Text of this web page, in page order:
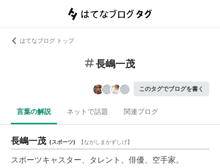
はてなブログ トップ
長嶋一茂
このタグでブログを書く
言葉の解説 ネットで話題 関連ブログ
長嶋一茂 (スポーツ) 【ながしまかずしげ】
スポーツキャスター、タレント、俳優、空手家。